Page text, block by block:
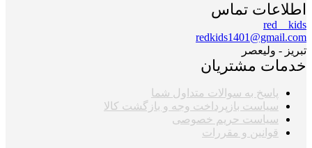
اطلاعات تماس
red__kids
redkids1401@gmail.com
تبریز - ولیعصر
خدمات مشتریان
پاسخ به سوالات متداول شما
سیاست بازپرداخت وجه و بازگشت کالا
سیاست حریم خصوصی
قوانین و مقررات